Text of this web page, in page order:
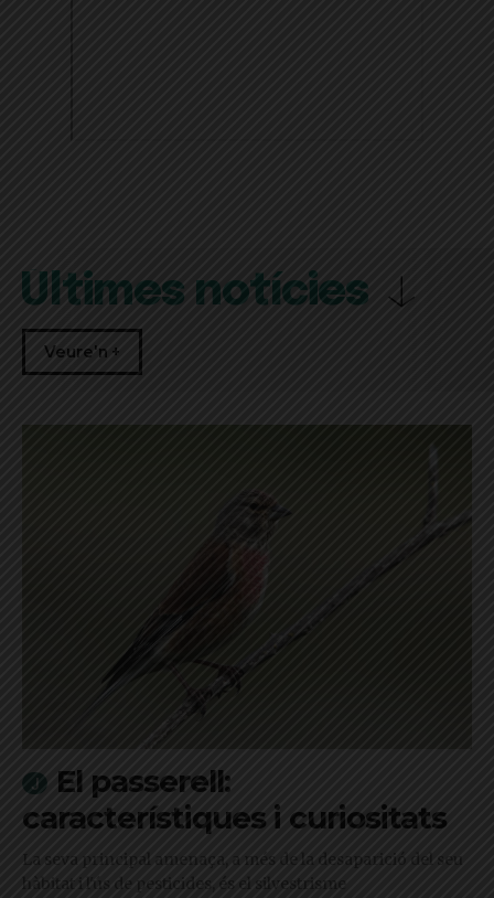
Últimes notícies
Veure'n +
El passerell:
característiques i curiositats
La seva principal amenaça, a més de la desaparició del seu
hàbitat i l'ús de pesticides, és el silvestrisme